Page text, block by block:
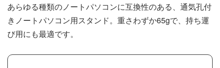
あらゆる種類のノートパソコンに互換性のある、通気孔付
きノートパソコン用スタンド。重さわずか65gで、持ち運
び用にも最適です。